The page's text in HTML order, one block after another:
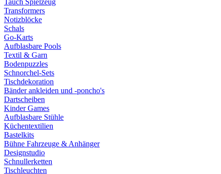
Tauch Spielzeug
Transformers
Notizblöcke
Schals
Go-Karts
Aufblasbare Pools
Textil & Garn
Bodenpuzzles
Schnorchel-Sets
Tischdekoration
Bänder ankleiden und -poncho's
Dartscheiben
Kinder Games
Aufblasbare Stühle
Küchentextilien
Bastelkits
Bühne Fahrzeuge & Anhänger
Designstudio
Schnullerketten
Tischleuchten